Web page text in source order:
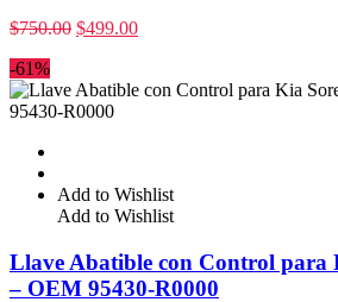
$750.00 $499.00
-61%
Add to Wishlist
Add to Wishlist
Llave Abatible con Control para
– OEM 95430-R0000